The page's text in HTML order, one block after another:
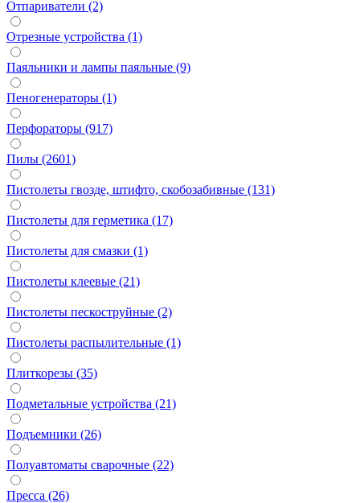
Отпариватели (2)
Отрезные устройства (1)
Паяльники и лампы паяльные (9)
Пеногенераторы (1)
Перфораторы (917)
Пилы (2601)
Пистолеты гвозде, штифто, скобозабивные (131)
Пистолеты для герметика (17)
Пистолеты для смазки (1)
Пистолеты клеевые (21)
Пистолеты пескоструйные (2)
Пистолеты распылительные (1)
Плиткорезы (35)
Подметальные устройства (21)
Подъемники (26)
Полуавтоматы сварочные (22)
Пресса (26)